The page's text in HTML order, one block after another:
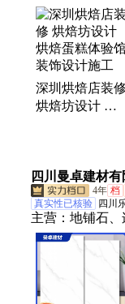
深圳餐饮店装
房装修设计、
计、深圳健身
圳瑜伽馆装修
疗美容装修设
装修设计、深
计、深圳超市
计、深圳餐馆
公寓楼装修设
修
深圳烘焙店装修
烘焙坊设计 烘
四川曼卓建材有
4年 档
真实性已核验
四川
主营： 地铺石、